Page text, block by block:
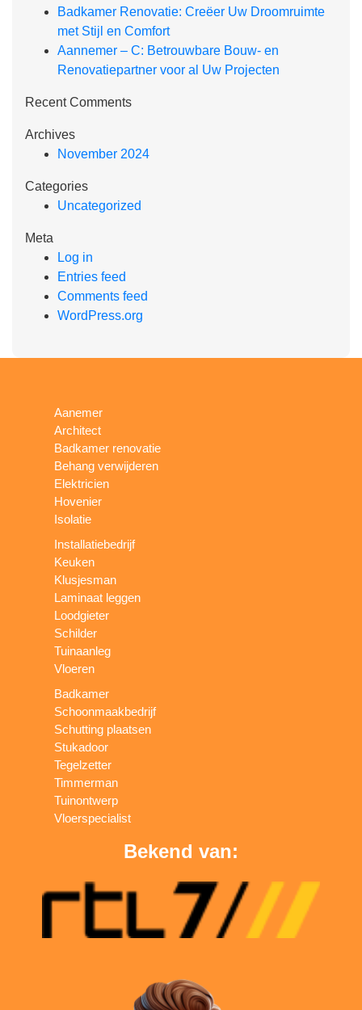
Badkamer Renovatie: Creëer Uw Droomruimte
met Stijl en Comfort
Aannemer – C: Betrouwbare Bouw- en
Renovatiepartner voor al Uw Projecten
Recent Comments
Archives
November 2024
Categories
Uncategorized
Meta
Log in
Entries feed
Comments feed
WordPress.org
Aanemer
Architect
Badkamer renovatie
Behang verwijderen
Elektricien
Hovenier
Isolatie
Installatiebedrijf
Keuken
Klusjesman
Laminaat leggen
Loodgieter
Schilder
Tuinaanleg
Vloeren
Badkamer
Schoonmaakbedrijf
Schutting plaatsen
Stukadoor
Tegelzetter
Timmerman
Tuinontwerp
Vloerspecialist
Bekend van: